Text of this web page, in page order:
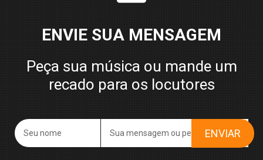
ENVIE SUA MENSAGEM
Peça sua música ou mande um
recado para os locutores
ENVIAR